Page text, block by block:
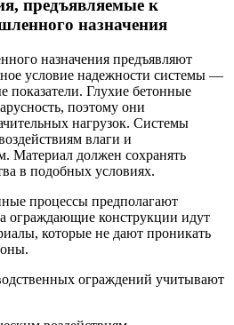
предъявляемые к
назначения
назначения предъявляют
условие надежности системы —
показатели. Глухие бетонные
поэтому они
нагрузок. Системы
влаги и
Материал должен сохранять
в подобных условиях.
процессы предполагают
ограждающие конструкции идут
которые не дают проникать
ограждений учитывают